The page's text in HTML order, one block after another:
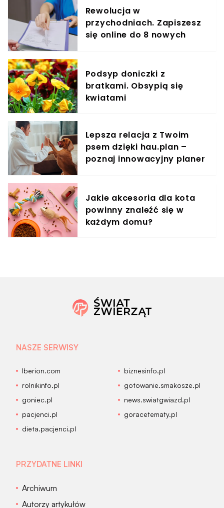
Rewolucja w
przychodniach. Zapiszesz
się online do 8 nowych
Podsyp doniczki z
bratkami. Obsypią się
kwiatami
Lepsza relacja z Twoim
psem dzięki hau.plan –
poznaj innowacyjny planer
Jakie akcesoria dla kota
powinny znaleźć się w
każdym domu?
NASZE SERWISY
Iberion.com
biznesinfo.pl
rolnikinfo.pl
gotowanie.smakosze.pl
goniec.pl
news.swiatgwiazd.pl
pacjenci.pl
goracetematy.pl
dieta.pacjenci.pl
PRZYDATNE LINKI
Archiwum
Autorzy artykułów